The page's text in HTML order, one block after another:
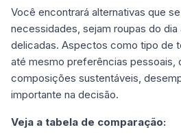
Você encontrará alternativas que
necessidades, sejam roupas do dia
delicadas. Aspectos como tipo de
até mesmo preferências pessoais,
composições sustentáveis,
importante na decisão.
Veja a tabela de comparação: